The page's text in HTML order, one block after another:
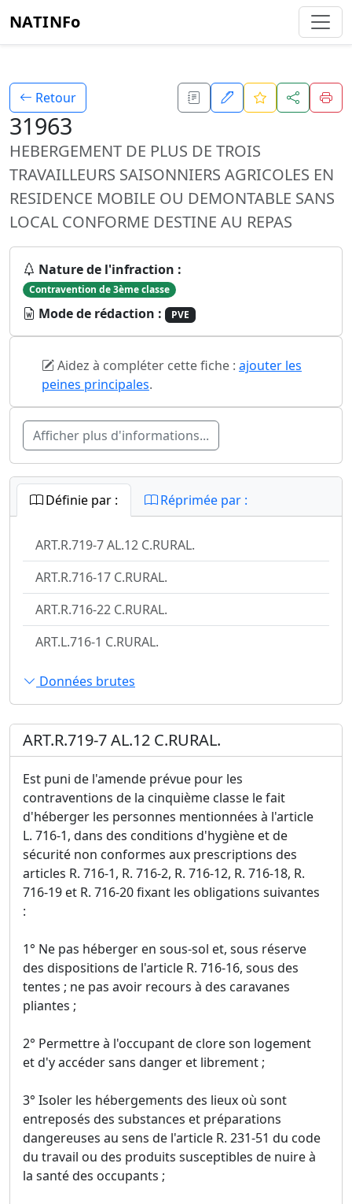
NATINFo
Retour
31963
HEBERGEMENT DE PLUS DE TROIS
TRAVAILLEURS SAISONNIERS AGRICOLES EN
RESIDENCE MOBILE OU DEMONTABLE SANS
LOCAL CONFORME DESTINE AU REPAS
Nature de l'infraction :
Contravention de 3ème classe
Mode de rédaction : PVE
Aidez à compléter cette fiche : ajouter les
peines principales.
Afficher plus d'informations...
Définie par : Réprimée par :
ART.R.719-7 AL.12 C.RURAL.
ART.R.716-17 C.RURAL.
ART.R.716-22 C.RURAL.
ART.L.716-1 C.RURAL.
Données brutes
ART.R.719-7 AL.12 C.RURAL.
Est puni de l'amende prévue pour les
contraventions de la cinquième classe le fait
d'héberger les personnes mentionnées à l'article
L. 716-1, dans des conditions d'hygiène et de
sécurité non conformes aux prescriptions des
articles R. 716-1, R. 716-2, R. 716-12, R. 716-18, R.
716-19 et R. 716-20 fixant les obligations suivantes
:
1° Ne pas héberger en sous-sol et, sous réserve
des dispositions de l'article R. 716-16, sous des
tentes ; ne pas avoir recours à des caravanes
pliantes ;
2° Permettre à l'occupant de clore son logement
et d'y accéder sans danger et librement ;
3° Isoler les hébergements des lieux où sont
entreposés des substances et préparations
dangereuses au sens de l'article R. 231-51 du code
du travail ou des produits susceptibles de nuire à
la santé des occupants ;